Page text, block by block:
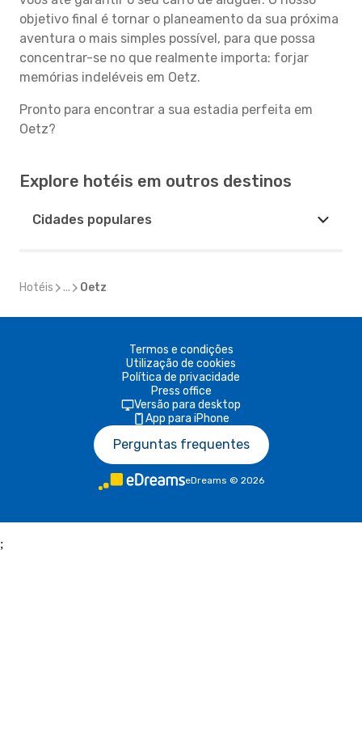
objetivo final é tornar o planeamento da sua próxima
aventura o mais simples possível, para que possa
concentrar-se no que realmente importa: forjar
memórias indeléveis em Oetz.
Pronto para encontrar a sua estadia perfeita em
Oetz?
Explore hotéis em outros destinos
Cidades populares
Hotéis ... Oetz
Termos e condições
Utilização de cookies
Política de privacidade
Press office
Versão para desktop
App para iPhone
Perguntas frequentes
eDreams © 2026
;